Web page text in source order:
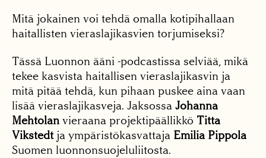
Mitä jokainen voi tehdä omalla kotipihallaan
haitallisten vieraslajikasvien torjumiseksi?
Tässä Luonnon ääni -podcastissa selviää, mikä
tekee kasvista haitallisen vieraslajikasvin ja
mitä pitää tehdä, kun pihaan puskee aina vaan
lisää vieraslajikasveja. Jaksossa Johanna
Mehtolan vieraana projektipäällikkö Titta
Vikstedtja ympäristökasvattaja Emilia Pippola
Suomen luonnonsuojeluliitosta.